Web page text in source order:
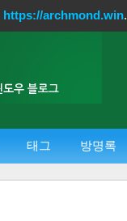
https://archmond.win.
태그 방명록